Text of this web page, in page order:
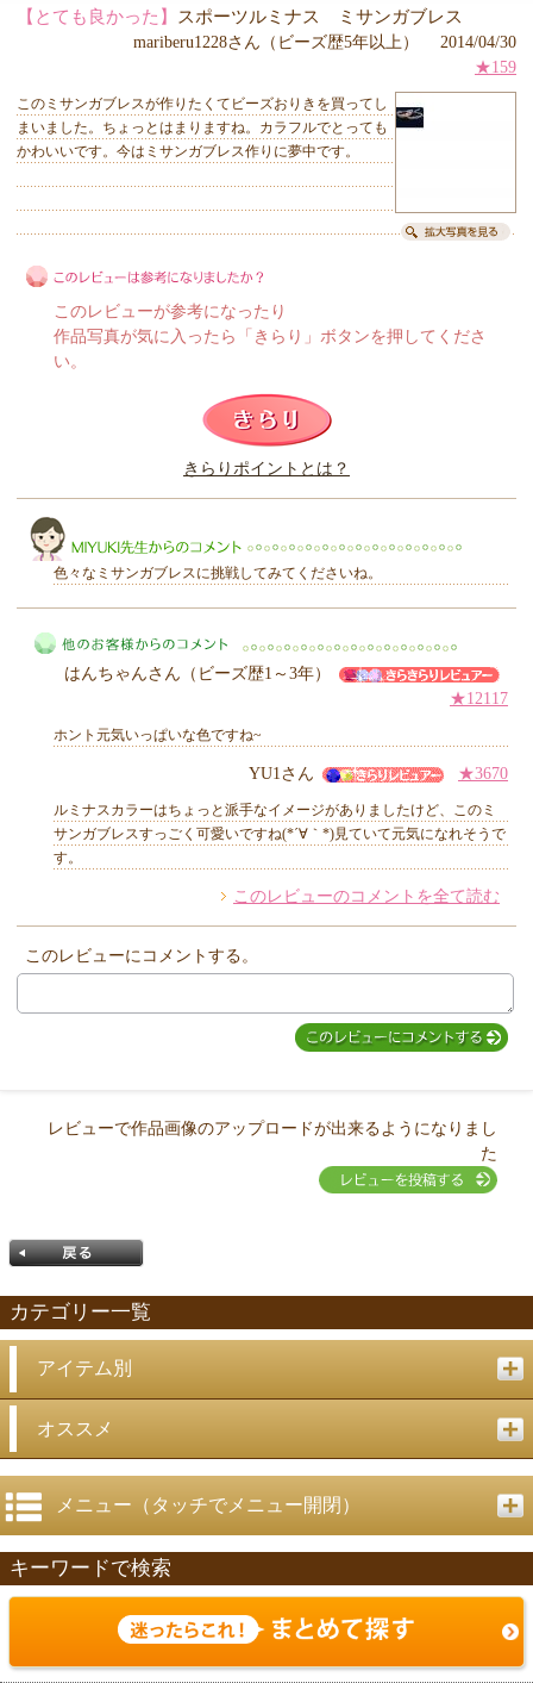
【とても良かった】 スポーツルミナス ミサンガブレス
mariberu1228さん（ビーズ歴5年以上） 2014/04/30
★159
このミサンガブレスが作りたくてビーズおりきを買ってし
まいました。ちょっとはまりますね。カラフルでとっても
かわいいです。今はミサンガブレス作りに夢中です。
このレビューは参考になりましたか？
このレビューが参考になったり
作品写真が気に入ったら「きらり」ボタンを押してくださ
い。
きらりポイントとは？
色々なミサンガブレスに挑戦してみてくださいね。
他のお客様からのコメント
はんちゃんさん（ビーズ歴1～3年）
★12117
ホント元気いっぱいな色ですね~
YU1さん ★3670
ルミナスカラーはちょっと派手なイメージがありましたけど、このミ
サンガブレスすっごく可愛いですね(*´∀｀*)見ていて元気になれそうで
す。
このレビューのコメントを全て読む
このレビューにコメントする。
レビューで作品画像のアップロードが出来るようになりまし
た
カテゴリー一覧
アイテム別
オススメ
メニュー（タッチでメニュー開閉）
キーワードで検索